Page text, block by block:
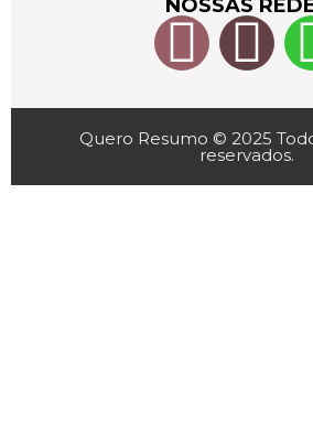
NOSSAS
Quero Resumo © 2025
reservados.